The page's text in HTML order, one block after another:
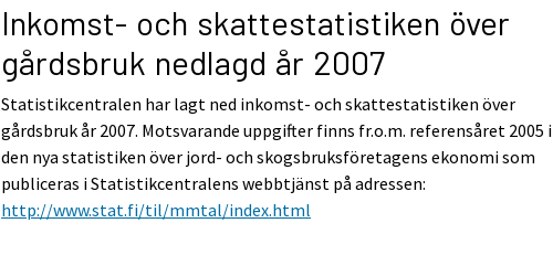
Inkomst- och skattestatistiken över
gårdsbruk nedlagd år 2007
Statistikcentralen har lagt ned inkomst- och skattestatistiken över
gårdsbruk år 2007. Motsvarande uppgifter finns fr.o.m. referensåret 2005 i
den nya statistiken över jord- och skogsbruksföretagens ekonomi som
publiceras i Statistikcentralens webbtjänst på adressen:
http://www.stat.fi/til/mmtal/index.html